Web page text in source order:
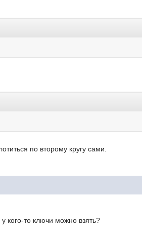
по второму кругу сами.
кого-то ключи можно взять?